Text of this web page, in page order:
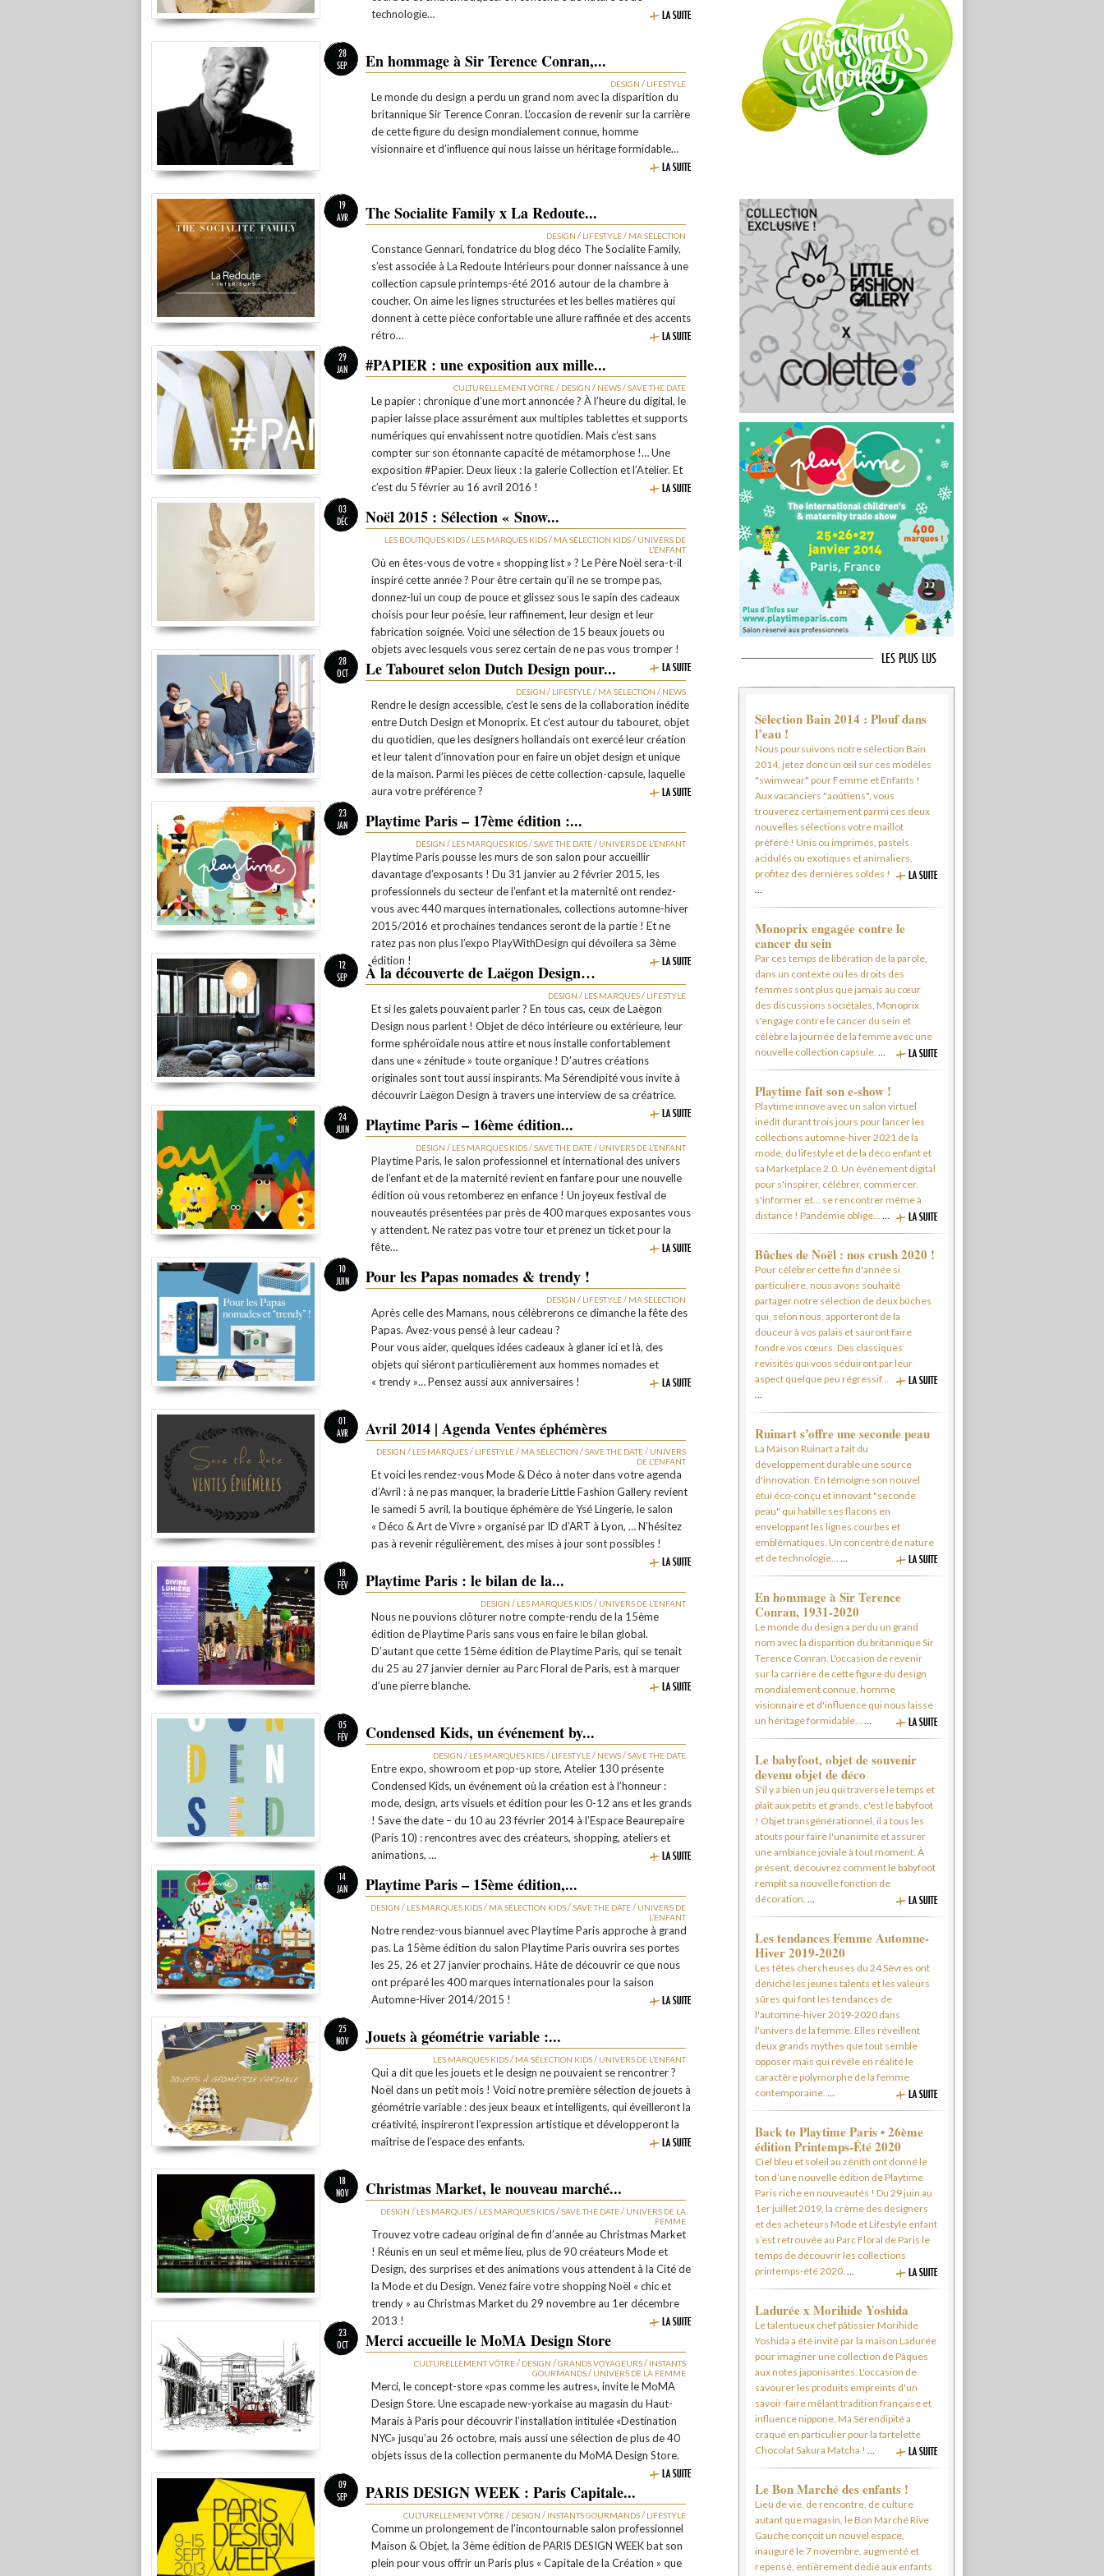
technologie…
28
SEP
En hommage à Sir Terence Conran,...
DESIGN / LIFESTYLE
Le monde du design a perdu un grand nom avec la disparition du
britannique Sir Terence Conran. L’occasion de revenir sur la carrière
de cette figure du design mondialement connue, homme
visionnaire et d’influence qui nous laisse un héritage formidable…
19
AVR
The Socialite Family x La Redoute...
DESIGN / LIFESTYLE/ MA SÉLECTION
Constance Gennari, fondatrice du blog déco The Socialite Family,
s’est associée à La Redoute Intérieurs pour donner naissance à une
collection capsule printemps-été 2016 autour de la chambre à
coucher. On aime les lignes structurées et les belles matières qui
donnent à cette pièce confortable une allure raffinée et des accents
rétro…
29
JAN
#PAPIER : une exposition aux mille...
CULTURELLEMENT VÔTRE/ DESIGN / NEWS/SAVE THE DATE
Le papier : chronique d’une mort annoncée ? À l’heure du digital, le
papier laisse place assurément aux multiples tablettes et supports
numériques qui envahissent notre quotidien. Mais c’est sans
compter sur son étonnante capacité de métamorphose !… Une
exposition #Papier. Deux lieux : la galerie Collection et l’Atelier. Et
c’est du 5 février au 16 avril 2016 !
03
DÉC
Noël 2015 : Sélection « Snow...
LES BOUTIQUES KIDS/ LES MARQUES KIDS/ MA SÉLECTION KIDS/ UNIVERS DE
L’ENFANT
Où en êtes-vous de votre « shopping list » ? Le Père Noël sera-t-il
inspiré cette année ? Pour être certain qu’il ne se trompe pas,
donnez-lui un coup de pouce et glissez sous le sapin des cadeaux
choisis pour leur poésie, leur raffinement, leur design et leur
fabrication soignée. Voici une sélection de 15 beaux jouets ou
objets avec lesquels vous serez certain de ne pas vous tromper !
28
OCT
Le Tabouret selon Dutch Design pour...
DESIGN / LIFESTYLE/ MA SÉLECTION / NEWS
Rendre le design accessible, c’est le sens de la collaboration inédite
entre Dutch Design et Monoprix. Et c’est autour du tabouret, objet
du quotidien, que les designers hollandais ont exercé leur création
et leur talent d’innovation pour en faire un objet design et unique
de la maison. Parmi les pièces de cette collection-capsule, laquelle
aura votre préférence ?
23
JAN
Playtime Paris – 17ème édition :...
DESIGN / LES MARQUES KIDS/SAVE THE DATE/ UNIVERS DE L’ENFANT
Playtime Paris pousse les murs de son salon pour accueillir
davantage d’exposants ! Du 31 janvier au 2 février 2015, les
professionnels du secteur de l’enfant et la maternité ont rendez-
vous avec 440 marques internationales, collections automne-hiver
2015/2016 et prochaines tendances seront de la partie ! Et ne
ratez pas non plus l’expo PlayWithDesign qui dévoilera sa 3ème
édition !
12
SEP
À la découverte de Laëgon Design…
DESIGN / LES MARQUES/ LIFESTYLE
Et si les galets pouvaient parler ? En tous cas, ceux de Laëgon
Design nous parlent ! Objet de déco intérieure ou extérieure, leur
forme sphéroïdale nous attire et nous installe confortablement
dans une « zénitude » toute organique ! D’autres créations
originales sont tout aussi inspirants. Ma Sérendipité vous invite à
découvrir Laëgon Design à travers une interview de sa créatrice.
24
JUIN
Playtime Paris – 16ème édition...
DESIGN / LES MARQUES KIDS/SAVE THE DATE/ UNIVERS DE L’ENFANT
Playtime Paris, le salon professionnel et international des univers
de l’enfant et de la maternité revient en fanfare pour une nouvelle
édition où vous retomberez en enfance ! Un joyeux festival de
nouveautés présentées par près de 400 marques exposantes vous
y attendent. Ne ratez pas votre tour et prenez un ticket pour la
fête…
10
JUIN
Pour les Papas nomades & trendy !
DESIGN / LIFESTYLE/ MA SÉLECTION
Après celle des Mamans, nous célèbrerons ce dimanche la fête des
Papas. Avez-vous pensé à leur cadeau ?
Pour vous aider, quelques idées cadeaux à glaner ici et là, des
objets qui siéront particulièrement aux hommes nomades et
« trendy »… Pensez aussi aux anniversaires !
01
AVR
Avril 2014 | Agenda Ventes éphémères
DESIGN / LES MARQUES/ LIFESTYLE/ MA SÉLECTION /SAVE THE DATE/ UNIVERS
DE L’ENFANT
Et voici les rendez-vous Mode & Déco à noter dans votre agenda
d’Avril : à ne pas manquer, la braderie Little Fashion Gallery revient
le samedi 5 avril, la boutique éphémère de Ysé Lingerie, le salon
« Déco & Art de Vivre » organisé par ID d’ART à Lyon, … N’hésitez
pas à revenir régulièrement, des mises à jour sont possibles !
18
FÉV
Playtime Paris : le bilan de la...
DESIGN / LES MARQUES KIDS/ UNIVERS DE L’ENFANT
Nous ne pouvions clôturer notre compte-rendu de la 15ème
édition de Playtime Paris sans vous en faire le bilan global.
D’autant que cette 15ème édition de Playtime Paris, qui se tenait
du 25 au 27 janvier dernier au Parc Floral de Paris, est à marquer
d’une pierre blanche.
05
FÉV
Condensed Kids, un événement by...
DESIGN / LES MARQUES KIDS/ LIFESTYLE/ NEWS/SAVE THE DATE
Entre expo, showroom et pop-up store, Atelier 130 présente
Condensed Kids, un événement où la création est à l’honneur :
mode, design, arts visuels et édition pour les 0-12 ans et les grands
! Save the date – du 10 au 23 février 2014 à l’Espace Beaurepaire
(Paris 10) : rencontres avec des créateurs, shopping, ateliers et
animations, …
14
JAN
Playtime Paris – 15ème édition,...
DESIGN / LES MARQUES KIDS/ MA SÉLECTION KIDS/SAVE THE DATE/ UNIVERS DE
L’ENFANT
Notre rendez-vous biannuel avec Playtime Paris approche à grand
pas. La 15ème édition du salon Playtime Paris ouvrira ses portes
les 25, 26 et 27 janvier prochains. Hâte de découvrir ce que nous
ont préparé les 400 marques internationales pour la saison
Automne-Hiver 2014/2015 !
25
NOV
Jouets à géométrie variable :...
LES MARQUES KIDS/ MA SÉLECTION KIDS/ UNIVERS DE L’ENFANT
Qui a dit que les jouets et le design ne pouvaient se rencontrer ?
Noël dans un petit mois ! Voici notre première sélection de jouets à
géométrie variable : des jeux beaux et intelligents, qui éveilleront la
créativité, inspireront l’expression artistique et développeront la
maîtrise de l’espace des enfants.
18
NOV
Christmas Market, le nouveau marché...
DESIGN / LES MARQUES/ LES MARQUES KIDS/SAVE THE DATE/ UNIVERS DE LA
FEMME
Trouvez votre cadeau original de fin d’année au Christmas Market
! Réunis en un seul et même lieu, plus de 90 créateurs Mode et
Design, des surprises et des animations vous attendent à la Cité de
la Mode et du Design. Venez faire votre shopping Noël « chic et
trendy » au Christmas Market du 29 novembre au 1er décembre
2013 !
23
OCT
Merci accueille le MoMA Design Store
CULTURELLEMENT VÔTRE/ DESIGN /GRANDS VOYAGEURS/ INSTANTS
GOURMANDS/ UNIVERS DE LA FEMME
Merci, le concept-store «pas comme les autres», invite le MoMA
Design Store. Une escapade new-yorkaise au magasin du Haut-
Marais à Paris pour découvrir l’installation intitulée «Destination
NYC» jusqu’au 26 octobre, mais aussi une sélection de plus de 40
objets issus de la collection permanente du MoMA Design Store.
09
SEP
PARIS DESIGN WEEK : Paris Capitale...
CULTURELLEMENT VÔTRE/ DESIGN / INSTANTS GOURMANDS/ LIFESTYLE
Comme un prolongement de l’incontournable salon professionnel
Maison & Objet, la 3ème édition de PARIS DESIGN WEEK bat son
plein pour vous offrir un Paris plus « Capitale de la Création » que
LES PLUS LUS
Sélection Bain 2014 : Plouf dans
l’eau !
Nous poursuivons notre sélection Bain
2014, jetez donc un œil sur ces modèles
"swimwear" pour Femme et Enfants !
Aux vacanciers "aoûtiens", vous
trouverez certainement parmi ces deux
nouvelles sélections votre maillot
préféré ! Unis ou imprimés, pastels
acidulés ou exotiques et animaliers,
profitez des dernières soldes !
…
Monoprix engagée contre le
cancer du sein
Par ces temps de libération de la parole,
dans un contexte où les droits des
femmes sont plus que jamais au cœur
des discussions sociétales, Monoprix
s'engage contre le cancer du sein et
célèbre la journée de la femme avec une
nouvelle collection capsule. …
Playtime fait son e-show !
Playtime innove avec un salon virtuel
inédit durant trois jours pour lancer les
collections automne-hiver 2021 de la
mode, du lifestyle et de la déco enfant et
sa Marketplace 2.0. Un événement digital
pour s'inspirer, célébrer, commercer,
s'informer et... se rencontrer même à
distance ! Pandémie oblige... …
Bûches de Noël : nos crush 2020 !
Pour célébrer cette fin d'année si
particulière, nous avons souhaité
partager notre sélection de deux bûches
qui, selon nous, apporteront de la
douceur à vos palais et sauront faire
fondre vos cœurs. Des classiques
revisités qui vous séduiront par leur
aspect quelque peu régressif...
…
Ruinart s’offre une seconde peau
La Maison Ruinart a fait du
développement durable une source
d'innovation. En témoigne son nouvel
étui éco-conçu et innovant "seconde
peau" qui habille ses flacons en
enveloppant les lignes courbes et
emblématiques. Un concentré de nature
et de technologie... …
En hommage à Sir Terence
Conran, 1931-2020
Le monde du design a perdu un grand
nom avec la disparition du britannique Sir
Terence Conran. L'occasion de revenir
sur la carrière de cette figure du design
mondialement connue, homme
visionnaire et d'influence qui nous laisse
un héritage formidable... …
Le babyfoot, objet de souvenir
devenu objet de déco
S'il y a bien un jeu qui traverse le temps et
plaît aux petits et grands, c'est le babyfoot
! Objet transgénérationnel, il a tous les
atouts pour faire l'unanimité et assurer
une ambiance joviale à tout moment. À
présent, découvrez comment le babyfoot
remplit sa nouvelle fonction de
décoration. …
Les tendances Femme Automne-
Hiver 2019-2020
Les têtes chercheuses du 24 Sèvres ont
déniché les jeunes talents et les valeurs
sûres qui font les tendances de
l'automne-hiver 2019-2020 dans
l'univers de la femme. Elles réveillent
deux grands mythes que tout semble
opposer mais qui révèle en réalité le
caractère polymorphe de la femme
contemporaine. …
Back to Playtime Paris • 26ème
édition Printemps-Été 2020
Ciel bleu et soleil au zénith ont donné le
ton d’une nouvelle édition de Playtime
Paris riche en nouveautés ! Du 29 juin au
1er juillet 2019, la crème des designers
et des acheteurs Mode et Lifestyle enfant
s’est retrouvée au Parc Floral de Paris le
temps de découvrir les collections
printemps-été 2020. …
Ladurée x Morihide Yoshida
Le talentueux chef pâtissier Morihide
Yoshida a été invité par la maison Ladurée
pour imaginer une collection de Pâques
aux notes japonisantes. L'occasion de
savourer les produits empreints d'un
savoir-faire mêlant tradition française et
influence nippone. Ma Sérendipité a
craqué en particulier pour la tartelette
Chocolat Sakura Matcha ! …
Le Bon Marché des enfants !
Lieu de vie, de rencontre, de culture
autant que magasin, le Bon Marché Rive
Gauche conçoit un nouvel espace,
inauguré le 7 novembre, augmenté et
repensé, entièrement dédié aux enfants